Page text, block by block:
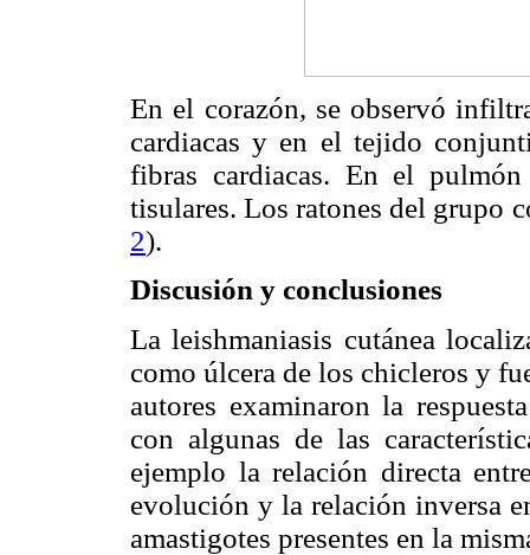
En el corazón, se observó
cardiacas y en el tejido
fibras cardiacas. En el
tisulares. Los ratones del grupo
2).
Discusión y conclusiones
La leishmaniasis cutánea
como úlcera de los chicleros y
autores examinaron la
con algunas de las
ejemplo la relación directa
evolución y la relación inversa
amastigotes presentes en la